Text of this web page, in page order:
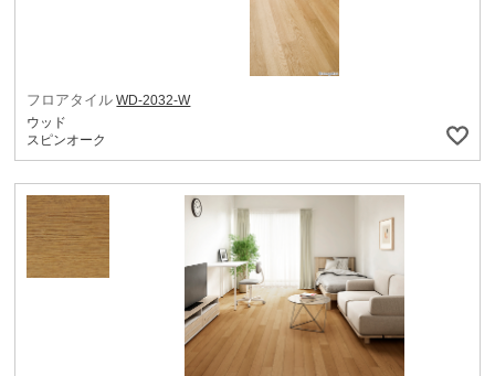
フロアタイル WD-2032-W
ウッド
スピンオーク